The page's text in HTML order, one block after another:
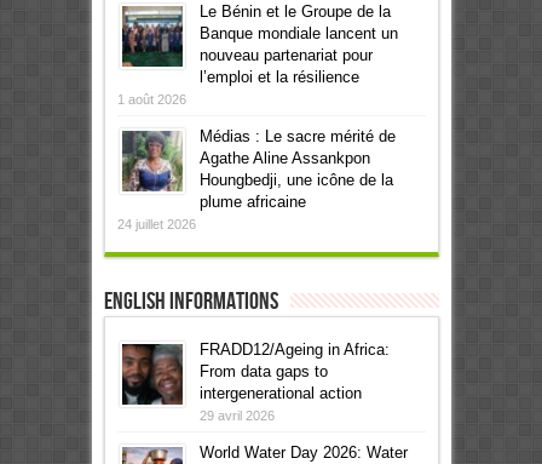
Le Bénin et le Groupe de la
Banque mondiale lancent un
nouveau partenariat pour
l’emploi et la résilience
1 août 2026
Médias : Le sacre mérité de
Agathe Aline Assankpon
Houngbedji, une icône de la
plume africaine
24 juillet 2026
English informations
FRADD12/Ageing in Africa:
From data gaps to
intergenerational action
29 avril 2026
World Water Day 2026: Water